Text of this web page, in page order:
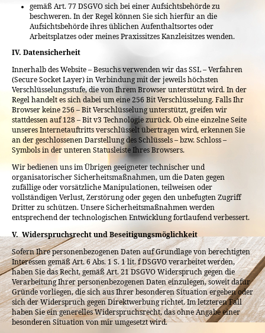
gemäß Art. 77 DSGVO sich bei einer Aufsichtsbehörde zu
beschweren. In der Regel können Sie sich hierfür an die
Aufsichtsbehörde ihres üblichen Aufenthaltsortes oder
Arbeitsplatzes oder meines Praxissitzes Kanzleisitzes wenden.
IV. Datensicherheit
Innerhalb des Website – Besuchs verwenden wir das SSL – Verfahren
(Secure Socket Layer) in Verbindung mit der jeweils höchsten
Verschlüsselungsstufe, die von Ihrem Browser unterstützt wird. In der
Regel handelt es sich dabei um eine 256 Bit Verschlüsselung. Falls Ihr
Browser keine 256 – Bit Verschlüsselung unterstützt, greifen wir
stattdessen auf 128 – Bit v3 Technologie zurück. Ob eine einzelne Seite
unseres Internetauftritts verschlüsselt übertragen wird, erkennen Sie
an der geschlossenen Darstellung des Schlüssels – bzw. Schloss –
Symbols in der unteren Statusleiste Ihres Browsers.
Wir bedienen uns im Übrigen geeigneter technischer und
organisatorischer Sicherheitsmaßnahmen, um die Daten gegen
zufällige oder vorsätzliche Manipulationen, teilweisen oder
vollständigen Verlust, Zerstörung oder gegen den unbefugten Zugriff
Dritter zu schützen. Unsere Sicherheitsmaßnahmen werden
entsprechend der technologischen Entwicklung fortlaufend verbessert.
V. Widerspruchsrecht und Beseitigungsmöglichkeit
Sofern Ihre personenbezogenen Daten auf Grundlage von berechtigten
Interessen gemäß Art. 6 Abs. 1 S. 1 lit. f DSGVO verarbeitet werden,
haben Sie das Recht, gemäß Art. 21 DSGVO Widerspruch gegen die
Verarbeitung Ihrer personenbezogenen Daten einzulegen, soweit dafür
Gründe vorliegen, die sich aus Ihrer besonderen Situation ergeben oder
sich der Widerspruch gegen Direktwerbung richtet. Im letzteren Fall
haben Sie ein generelles Widerspruchsrecht, das ohne Angabe einer
besonderen Situation von mir umgesetzt wird.